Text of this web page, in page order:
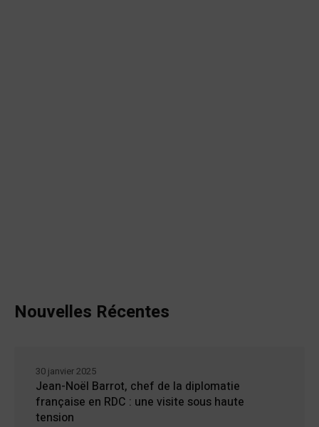
Nouvelles Récentes
Jean-Noël Barrot, chef de la diplomatie
française en RDC : une visite sous haute
tension
30 janvier 2025